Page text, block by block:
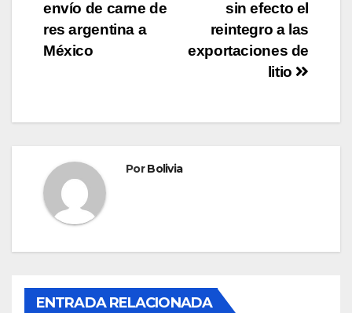
sin efecto el
reintegro a las
exportaciones de
litio
envío de carne de
res argentina a
México
PorBolivia
ENTRADA RELACIONADA